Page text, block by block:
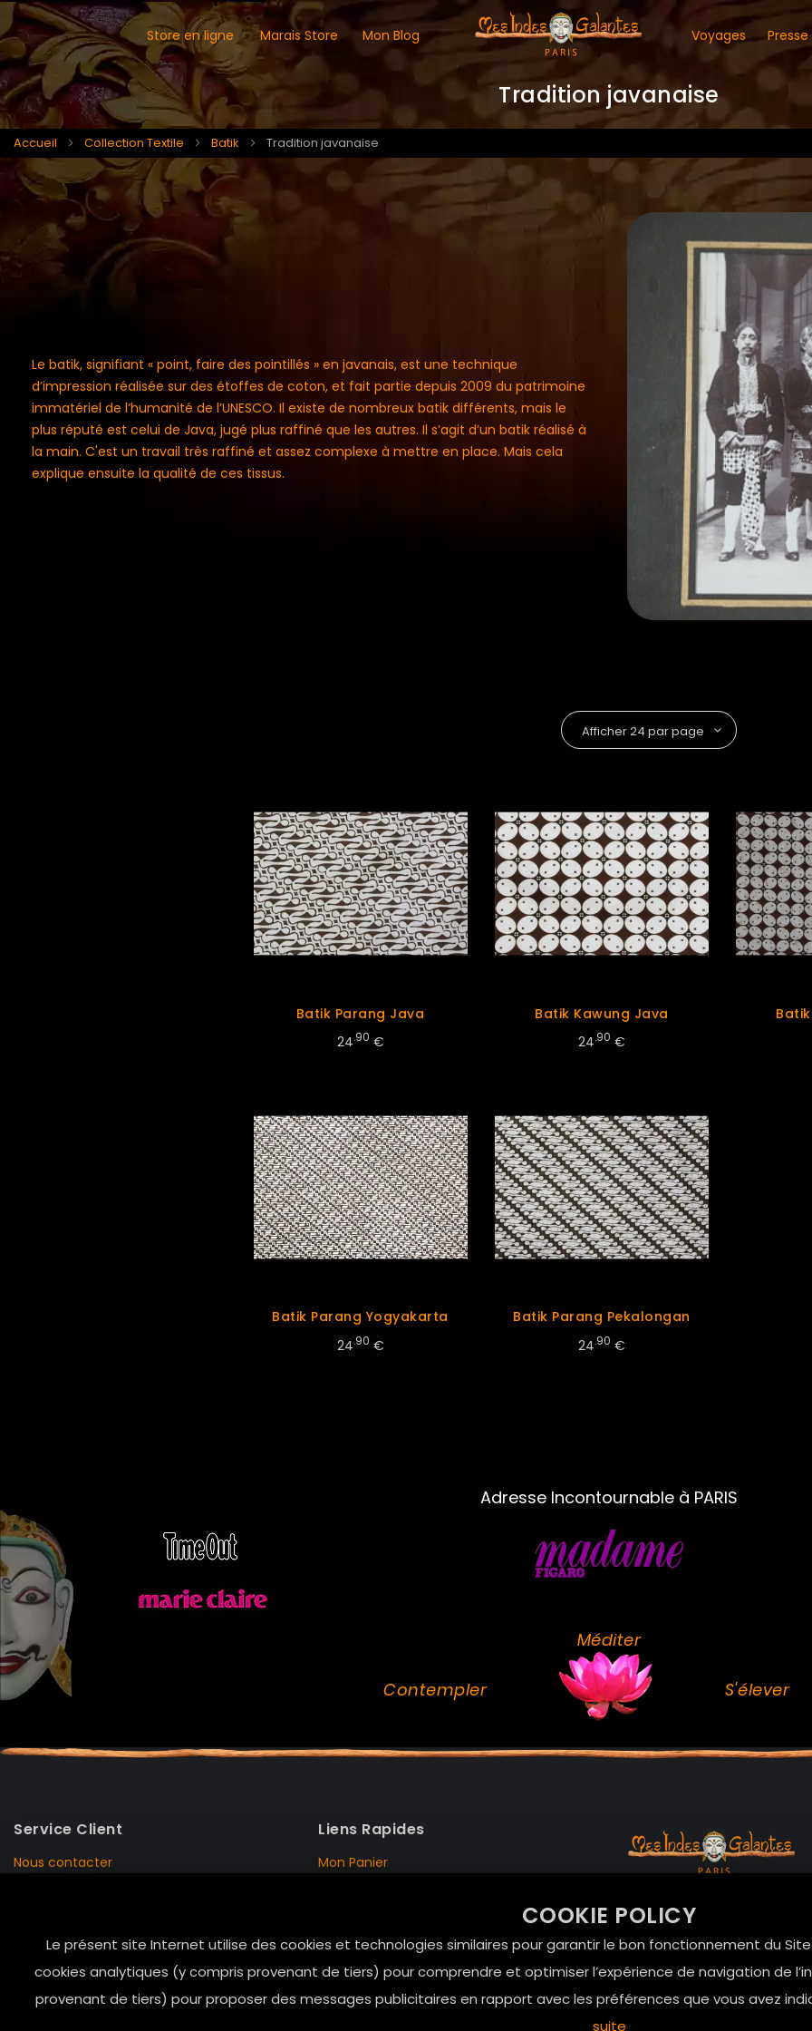
COOKIE POLICY
Le présent site Internet utilise des cookies et technologies similaires pour garantir le bon fonctionnement du
cookies analytiques (y compris provenant de tiers) pour comprendre et optimiser l’expérience de navigation de
provenant de tiers) pour proposer des messages publicitaires en rapport avec les préférences que vous avez
suite
Store en ligne Marais Store Mon Blog Voyages Presse
Tradition javanaise
Accueil Collection Textile Batik Tradition javanaise
Le batik, signifiant « point, faire des pointillés » en javanais, est une technique
d’impression réalisée sur des étoffes de coton, et fait partie depuis 2009 du patrimoine
immatériel de l’humanité de l’UNESCO. Il existe de nombreux batik différents, mais le
plus réputé est celui de Java, jugé plus raffiné que les autres. Il s’agit d’un batik réalisé à
la main. C'est un travail très raffiné et assez complexe à mettre en place. Mais cela
explique ensuite la qualité de ces tissus.
Batik Parang Java
24.90 €
Batik Kawung Java
24.90 €
Batik Parang Yogyakarta
24.90 €
Batik Parang Pekalongan
24.90 €
Adresse Incontournable à PARIS
Méditer
Contempler S'élever
Service Client
Nous contacter
Conditions de vente
Liens Rapides
Mon Panier
Le Marais, 75004 Paris
01.42.72.42.51